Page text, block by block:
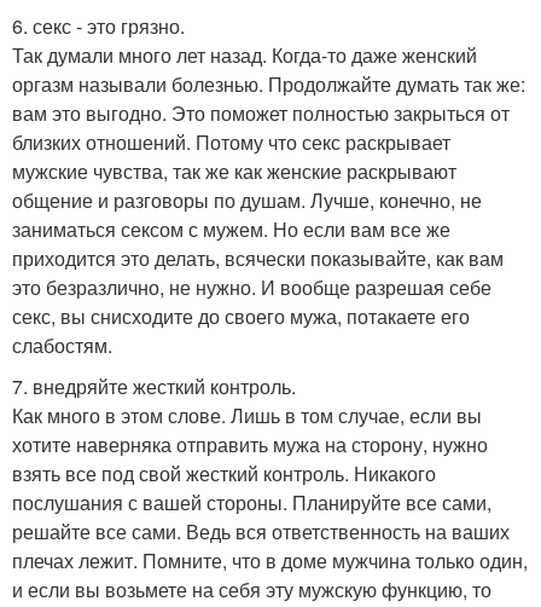
6. секс - это грязно.
Так думали много лет назад. Когда-то даже женский
оргазм называли болезнью. Продолжайте думать так же:
вам это выгодно. Это поможет полностью закрыться от
близких отношений. Потому что секс раскрывает
мужские чувства, так же как женские раскрывают
общение и разговоры по душам. Лучше, конечно, не
заниматься сексом с мужем. Но если вам все же
приходится это делать, всячески показывайте, как вам
это безразлично, не нужно. И вообще разрешая себе
секс, вы снисходите до своего мужа, потакаете его
слабостям.
7. внедряйте жесткий контроль.
Как много в этом слове. Лишь в том случае, если вы
хотите наверняка отправить мужа на сторону, нужно
взять все под свой жесткий контроль. Никакого
послушания с вашей стороны. Планируйте все сами,
решайте все сами. Ведь вся ответственность на ваших
плечах лежит. Помните, что в доме мужчина только один,
и если вы возьмете на себя эту мужскую функцию, то